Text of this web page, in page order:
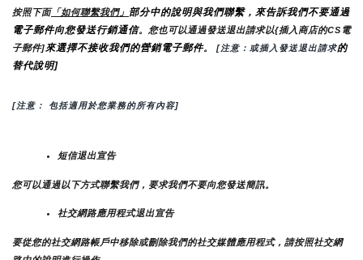
按照下面「如何聯繫我們」 部分中的說明與我們聯繫，來告訴我們不要通過
電子郵件向您發送行銷通信。您也可以通過發送退出請求以{插入商店的CS電
子郵件]來選擇不接收我們的營銷電子郵件。 [注意：或插入發送退出請求的
替代說明]
[注意： 包括適用於您業務的所有內容]
短信退出宣告
您可以通過以下方式聯繫我們，要求我們不要向您發送簡訊。
社交網路應用程式退出宣告
要從您的社交網路帳戶中移除或刪除我們的社交媒體應用程式，請按照社交網